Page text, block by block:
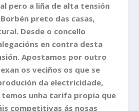
pero a liña de alta tensión
preto das casas,
Desde o concello
en contra desta
Apostamos por outro
os veciños os que se
da electricidade,
temos unha tarifa propia que
competitivas ás nosas